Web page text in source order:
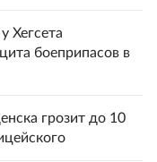
Хегсета
боеприпасов в
грозит до 10